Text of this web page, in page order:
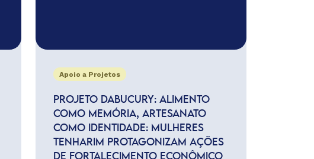
Apoio a Projetos
PROJETO DABUCURY: ALIMENTO
COMO MEMÓRIA, ARTESANATO
COMO IDENTIDADE: MULHERES
TENHARIM PROTAGONIZAM AÇÕES
DE FORTALECIMENTO ECONÔMICO